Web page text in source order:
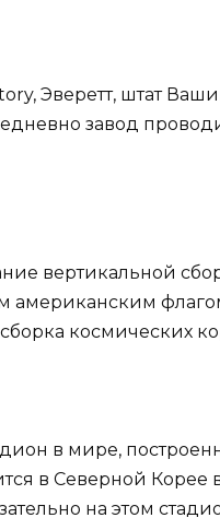
Эверетт, штат
завод
вертикальной
американским
космических
в мире,
в Северной Корее
на этом